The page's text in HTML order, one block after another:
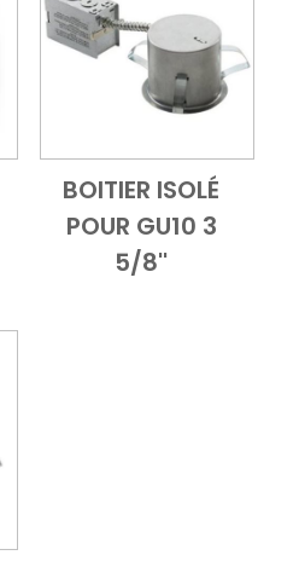
Add to Cart
Vue
BOITIER ISOLÉ
POUR GU10 3
5/8''